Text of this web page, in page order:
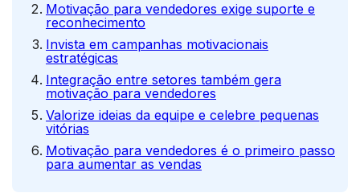
Motivação para vendedores exige suporte e
reconhecimento
Invista em campanhas motivacionais
estratégicas
Integração entre setores também gera
motivação para vendedores
Valorize ideias da equipe e celebre pequenas
vitórias
Motivação para vendedores é o primeiro passo
para aumentar as vendas